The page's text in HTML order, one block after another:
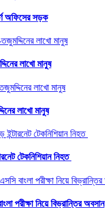
অফিসের সড়ক
লাখো মানুষ
লাখো মানুষ
টেকনিশিয়ান নিহত
পরীক্ষা নিয়ে বিভ্রান্তির অবসান